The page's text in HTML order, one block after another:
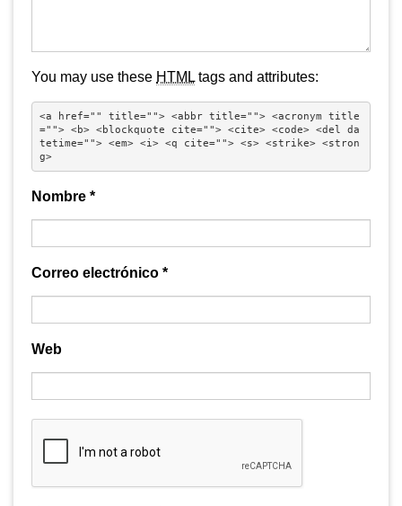
You may use these HTML tags and attributes:
<a href="" title=""> <abbr title=""> <acronym title
=""> <b> <blockquote cite=""> <cite> <code> <del da
tetime=""> <em> <i> <q cite=""> <s> <strike> <stron
g>
Nombre *
Correo electrónico *
Web